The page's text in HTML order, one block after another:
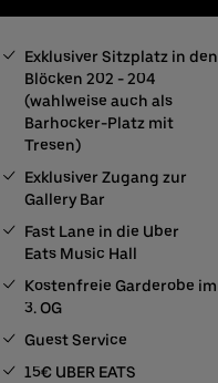
Exklusiver Sitzplatz in den
Blöcken 202 - 204
(wahlweise auch als
Barhocker-Platz mit
Tresen)
Exklusiver Zugang zur
Gallery Bar
Fast Lane in die Uber
Eats Music Hall
Kostenfreie Garderobe im
3. OG
Guest Service
15€ UBER EATS